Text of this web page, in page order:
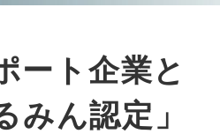
ート企業と
みん認定」